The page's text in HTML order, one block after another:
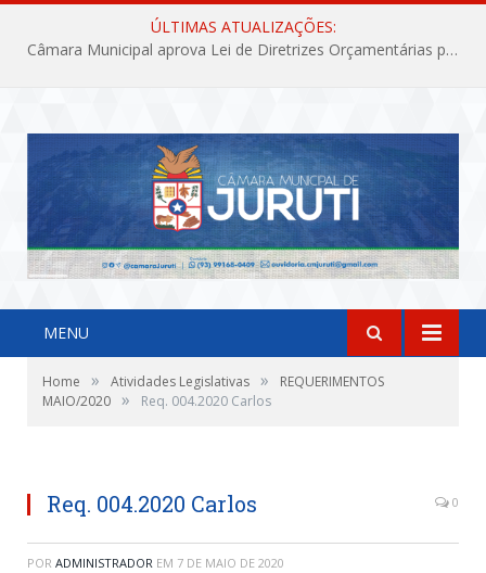
ÚLTIMAS ATUALIZAÇÕES:
Câmara Municipal aprova Lei de Diretrizes Orçamentárias para o exercício financeiro de 2027
MENU
Home » Atividades Legislativas »
REQUERIMENTOS
MAIO/2020 » Req. 004.2020 Carlos
Req. 004.2020 Carlos 0
POR ADMINISTRADOR EM 7 DE MAIO DE 2020